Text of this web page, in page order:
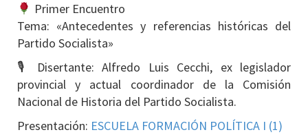
Primer Encuentro
Tema: «Antecedentes y referencias históricas del
Partido Socialista»
🎙 Disertante: Alfredo Luis Cecchi, ex legislador
provincial y actual coordinador de la Comisión
Nacional de Historia del Partido Socialista.
Presentación: ESCUELA FORMACIÓN POLÍTICA I (1)